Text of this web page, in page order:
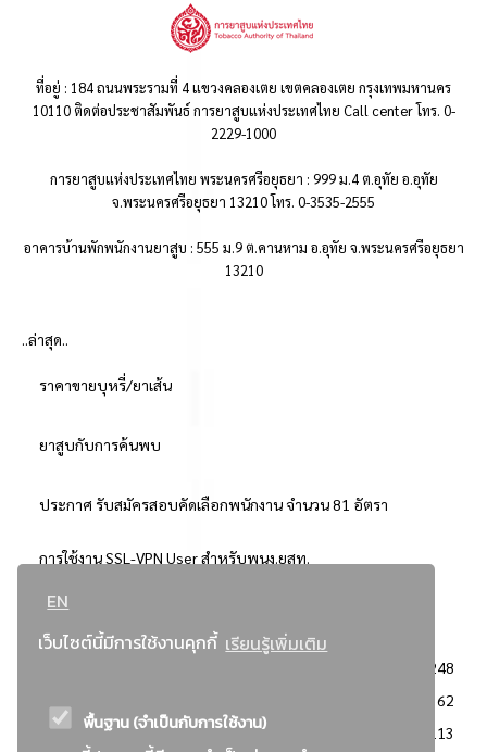
EN
เว็บไซต์นี้มีการใช้งานคุกกี้ เรียนรู้เพิ่มเติม
พื้นฐาน (จำเป็นกับการใช้งาน)
ที่อยู่ : 184 ถนนพระรามที่ 4 แขวงคลองเตย เขตคลองเตย กรุงเทพมหานคร
10110 ติดต่อประชาสัมพันธ์ การยาสูบแห่งประเทศไทย Call center โทร. 0-
2229-1000
การยาสูบแห่งประเทศไทย พระนครศรีอยุธยา : 999 ม.4 ต.อุทัย อ.อุทัย
จ.พระนครศรีอยุธยา 13210 โทร. 0-3535-2555
อาคารบ้านพักพนักงานยาสูบ : 555 ม.9 ต.คานหาม อ.อุทัย จ.พระนครศรีอยุธยา
13210
..ล่าสุด..
ราคาขายบุหรี่/ยาเส้น
ยาสูบกับการค้นพบ
ประกาศ รับสมัครสอบคัดเลือกพนักงาน จำนวน 81 อัตรา
การใช้งาน SSL-VPN User สำหรับพนง.ยสท.
..ยอดนิยม..
3248
2362
: วิธีเฉพาะเจาะจง
2113